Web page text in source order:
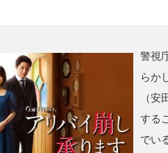
警視
らか
（
する
でい